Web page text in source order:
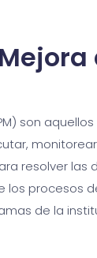
son
resolver las
los procesos
de la